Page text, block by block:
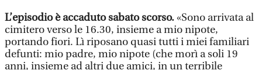
L’episodio è accaduto sabato scorso.«Sono arrivata al
cimitero verso le 16.30, insieme a mio nipote,
portando fiori. Lì riposano quasi tutti i miei familiari
defunti: mio padre, mio nipote (che morì a soli 19
anni, insieme ad altri due amici, in un terribile